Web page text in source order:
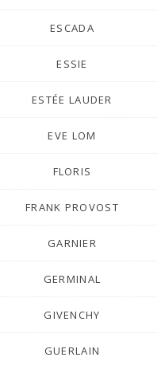
ESCADA
ESSIE
ESTÉE LAUDER
EVE LOM
FLORIS
FRANK PROVOST
GARNIER
GERMINAL
GIVENCHY
GUERLAIN